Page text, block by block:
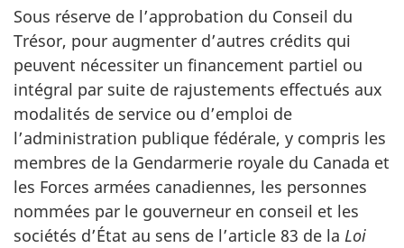
Sous réserve de l’approbation du Conseil du
Trésor, pour augmenter d’autres crédits qui
peuvent nécessiter un financement partiel ou
intégral par suite de rajustements effectués aux
modalités de service ou d’emploi de
l’administration publique fédérale, y compris les
membres de la Gendarmerie royale du Canada et
les Forces armées canadiennes, les personnes
nommées par le gouverneur en conseil et les
sociétés d’État au sens de l’article 83 de la Loi